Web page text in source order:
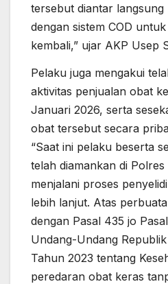
tersebut diantar langsung
dengan sistem COD
kembali,” ujar AKP Usep
Pelaku juga mengakui
aktivitas penjualan obat
Januari 2026, serta
obat tersebut secara
“Saat ini pelaku beserta
telah diamankan di
menjalani proses
lebih lanjut. Atas
dengan Pasal 435 jo
Undang-Undang
Tahun 2023 tentang
peredaran obat keras